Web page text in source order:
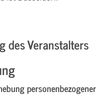
des Veranstalters
personenbezogener